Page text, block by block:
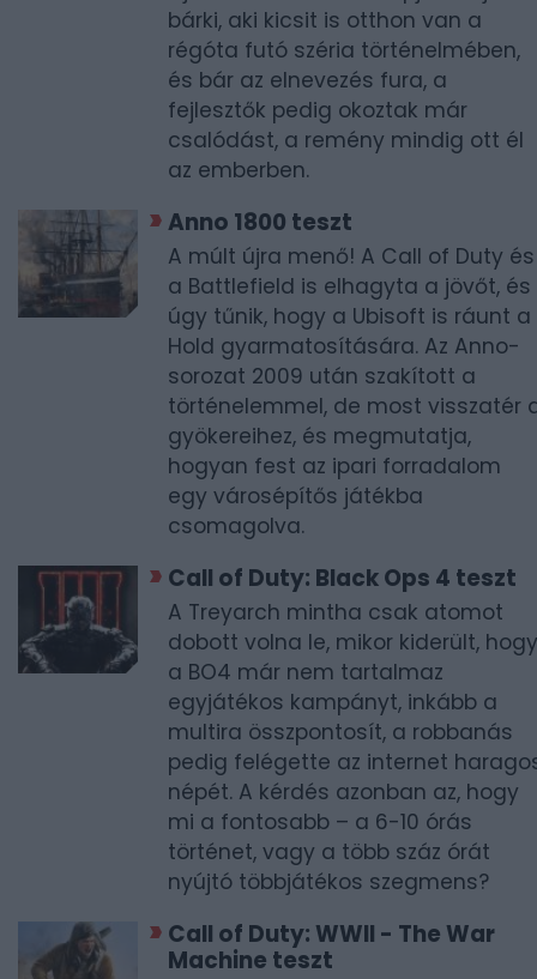
bárki, aki kicsit is otthon van a
régóta futó széria történelmében,
és bár az elnevezés fura, a
fejlesztők pedig okoztak már
csalódást, a remény mindig ott él
az emberben.
Anno 1800 teszt
A múlt újra menő! A Call of Duty és
a Battlefield is elhagyta a jövőt, és
úgy tűnik, hogy a Ubisoft is ráunt a
Hold gyarmatosítására. Az Anno-
sorozat 2009 után szakított a
történelemmel, de most visszatér
gyökereihez, és megmutatja,
hogyan fest az ipari forradalom
egy városépítős játékba
csomagolva.
Call of Duty: Black Ops 4 teszt
A Treyarch mintha csak atomot
dobott volna le, mikor kiderült, hogy
a BO4 már nem tartalmaz
egyjátékos kampányt, inkább a
multira összpontosít, a robbanás
pedig felégette az internet
népét. A kérdés azonban az, hogy
mi a fontosabb – a 6-10 órás
történet, vagy a több száz órát
nyújtó többjátékos szegmens?
Call of Duty: WWII - The War
Machine teszt